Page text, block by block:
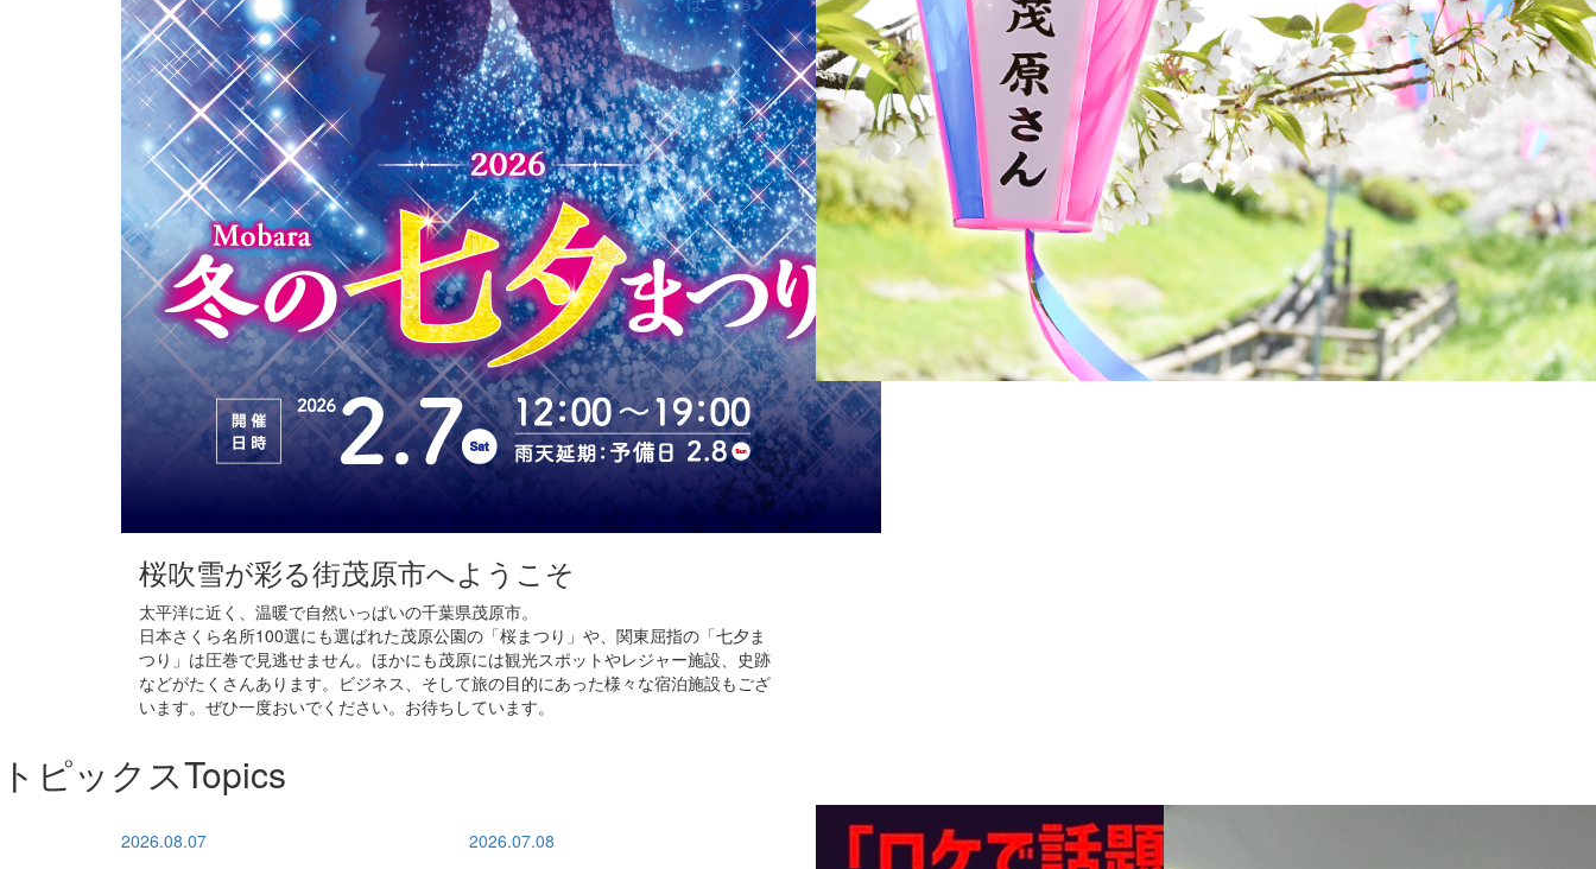
桜吹雪が彩る街茂原市へようこそ
太平洋に近く、温暖で自然いっぱいの千葉県茂原市。
日本さくら名所100選にも選ばれた茂原公園の「桜まつり」や、関東屈指の「七夕ま
つり」は圧巻で見逃せません。ほかにも茂原には観光スポットやレジャー施設、史跡
などがたくさんあります。ビジネス、そして旅の目的にあった様々な宿泊施設もござ
います。ぜひ一度おいでください。お待ちしています。
トピックスTopics
2026.08.07 2026.07.08